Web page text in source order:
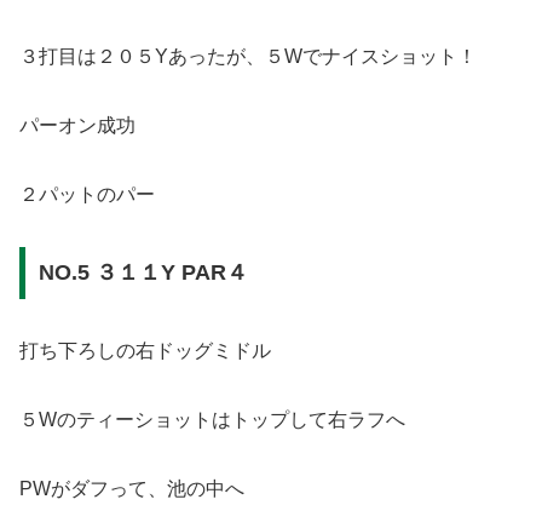
３打目は２０５Yあったが、５Wでナイスショット！
パーオン成功
２パットのパー
NO.5 ３１１Y PAR４
打ち下ろしの右ドッグミドル
５Wのティーショットはトップして右ラフへ
PWがダフって、池の中へ